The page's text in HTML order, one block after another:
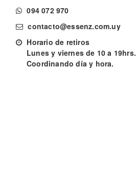
094 072 970
contacto@essenz.com.uy
Horario de retiros
Lunes y viernes de 10 a 19hrs.
Coordinando día y hora.